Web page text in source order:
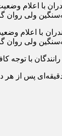
با
ولی
با
ولی
با
عبادی در ادامه با تأکید